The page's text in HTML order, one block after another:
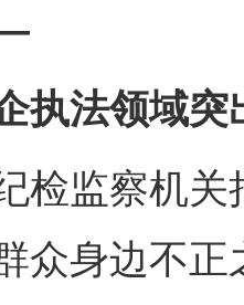
法领域突
监察机关
众身边不